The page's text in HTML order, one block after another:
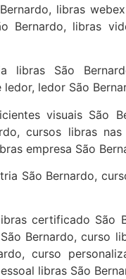
libras
Bernardo, libras
libras São
ledor, ledor São
visuais São
cursos libras nas
empresa São
São Bernardo,
certificado São
Bernardo, curso
curso
libras São